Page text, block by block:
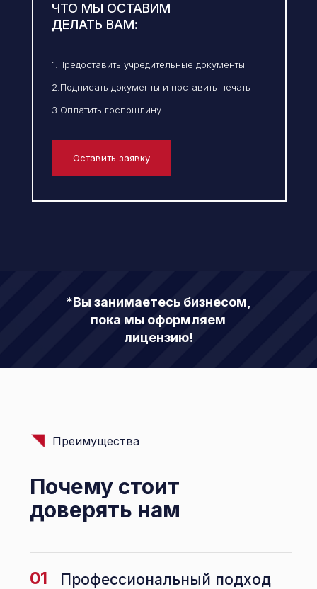
ЧТО МЫ ОСТАВИМ
ДЕЛАТЬ ВАМ:
1.Предоставить учредительные документы
2.Подписать документы и поставить печать
3.Оплатить госпошлину
Оставить заявку
*Вы занимаетесь бизнесом,
пока мы оформляем
лицензию!
Преимущества
Почему стоит
доверять нам
01 Профессиональный подход